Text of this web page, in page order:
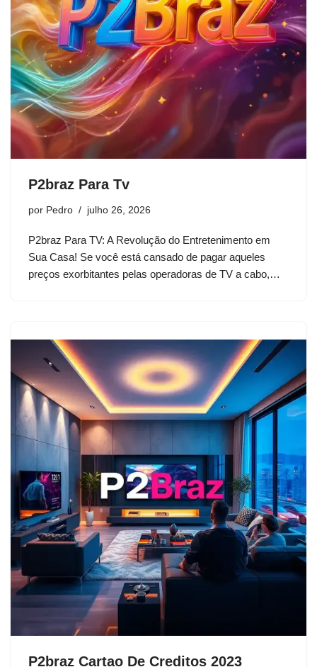
P2braz Para Tv
por Pedro julho 26, 2026
P2braz Para TV: A Revolução do Entretenimento em
Sua Casa! Se você está cansado de pagar aqueles
preços exorbitantes pelas operadoras de TV a cabo,…
P2braz Cartao De Creditos 2023